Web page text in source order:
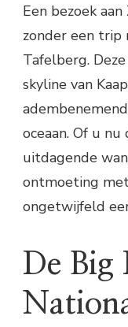
Een bezoek
zonder een trip
Tafelberg.
skyline van
oceaan. Of u
uitdagende
ontmoeting
ongetwijfeld
De Big